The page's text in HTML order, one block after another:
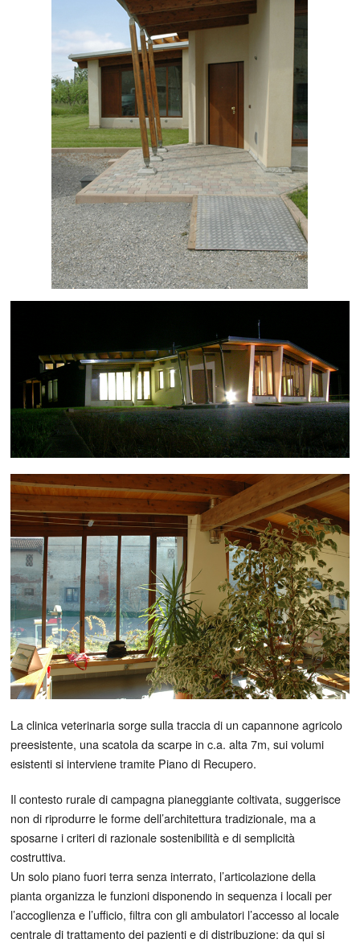
La clinica veterinaria sorge sulla traccia di un capannone agricolo
preesistente, una scatola da scarpe in c.a. alta 7m, sui volumi
esistenti si interviene tramite Piano di Recupero.
Il contesto rurale di campagna pianeggiante coltivata, suggerisce
non di riprodurre le forme dell’architettura tradizionale, ma a
sposarne i criteri di razionale sostenibilità e di semplicità
costruttiva.
Un solo piano fuori terra senza interrato, l’articolazione della
pianta organizza le funzioni disponendo in sequenza i locali per
l’accoglienza e l’ufficio, filtra con gli ambulatori l’accesso al locale
centrale di trattamento dei pazienti e di distribuzione: da qui si